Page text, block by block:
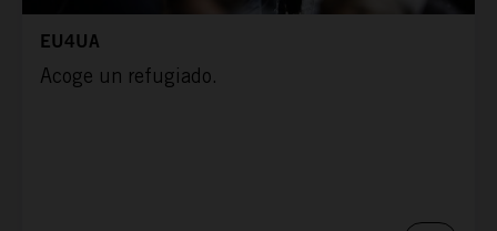
EU4UA
Acoge un refugiado.